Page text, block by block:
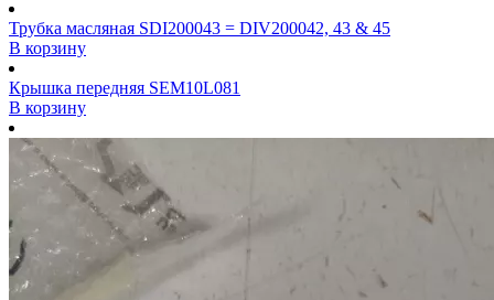
Трубка масляная SDI200043 = DIV200042, 43 & 45
В корзину
Крышка передняя SEM10L081
В корзину